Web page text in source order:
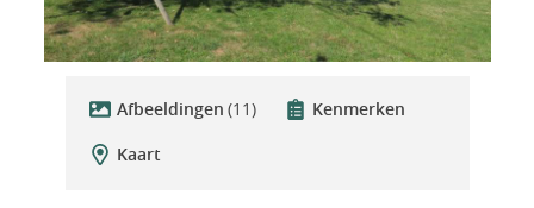
Afbeeldingen (11)
Kenmerken
Kaart